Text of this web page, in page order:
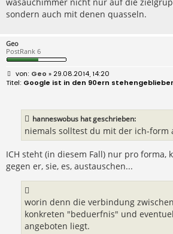
sondern auch mit denen quasseln.
Geo
PostRank 6
B
e
Geo » 29.08.2014, 14:20
Google ist in den 90ern
hanneswobus hat geschrieben:
niemals solltest du mit der ich-form
ICH steht (in diesem Fall) nur pro forma,
gegen er, sie, es, austauschen...
worin denn die verbindung
konkreten "beduerfnis" und
angeboten liegt.